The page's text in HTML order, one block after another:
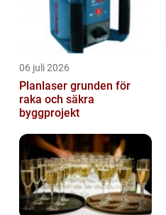
06 juli 2026
Planlaser grunden för
raka och säkra
byggprojekt